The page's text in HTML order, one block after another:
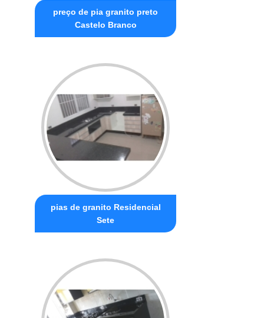
preço de pia granito preto
Castelo Branco
pias de granito Residencial
Sete